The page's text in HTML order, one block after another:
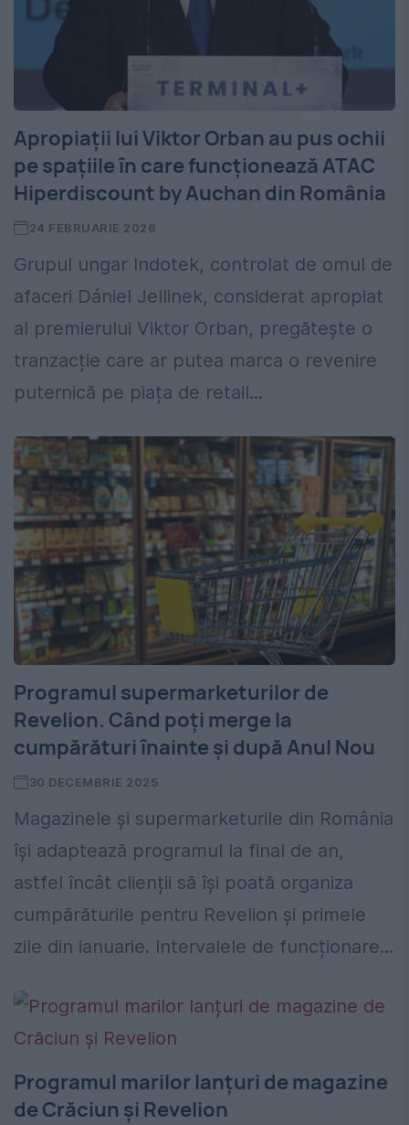
Apropiații lui Viktor Orban au pus ochii
pe spațiile în care funcționează ATAC
Hiperdiscount by Auchan din România
24 FEBRUARIE 2026
Grupul ungar Indotek, controlat de omul de
afaceri Dániel Jellinek, considerat apropiat
al premierului Viktor Orban, pregătește o
tranzacție care ar putea marca o revenire
puternică pe piața de retail...
Programul supermarketurilor de
Revelion. Când poți merge la
cumpărături înainte și după Anul Nou
30 DECEMBRIE 2025
Magazinele și supermarketurile din România
își adaptează programul la final de an,
astfel încât clienții să își poată organiza
cumpărăturile pentru Revelion și primele
zile din ianuarie. Intervalele de funcționare...
Programul marilor lanțuri de magazine
de Crăciun și Revelion